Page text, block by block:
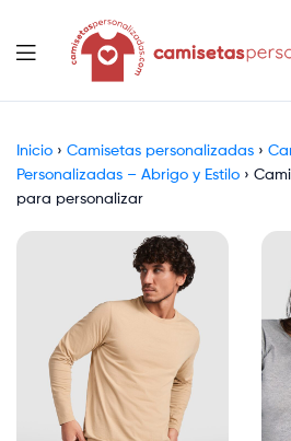
Inicio › Camisetas personalizadas ›
Personalizadas – Abrigo y Estilo ›
para personalizar